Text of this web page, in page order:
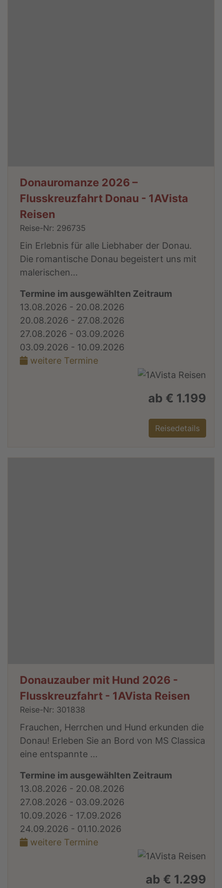
Donauromanze 2026 –
Flusskreuzfahrt Donau - 1AVista
Reisen
Reise-Nr: 296735
Ein Erlebnis für alle Liebhaber der Donau.
Die romantische Donau begeistert uns mit
malerischen...
Termine im ausgewählten Zeitraum
13.08.2026 - 20.08.2026
20.08.2026 - 27.08.2026
27.08.2026 - 03.09.2026
03.09.2026 - 10.09.2026
weitere Termine
ab € 1.199
Reisedetails
Donauzauber mit Hund 2026 -
Flusskreuzfahrt - 1AVista Reisen
Reise-Nr: 301838
Frauchen, Herrchen und Hund erkunden die
Donau! Erleben Sie an Bord von MS Classica
eine entspannte ...
Termine im ausgewählten Zeitraum
13.08.2026 - 20.08.2026
27.08.2026 - 03.09.2026
10.09.2026 - 17.09.2026
24.09.2026 - 01.10.2026
weitere Termine
ab € 1.299